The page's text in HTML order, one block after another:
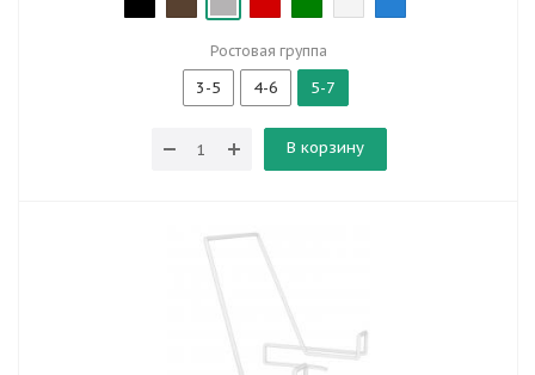
Ростовая группа
3-5 4-6 5-7
В корзину